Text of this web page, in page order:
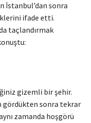
İstanbul’dan sonra
ifade etti.
taçlandırmak
gizemli bir şehir.
gördükten sonra tekrar
zamanda hoşgörü